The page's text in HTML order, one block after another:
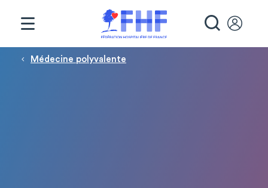
Fil d'Ariane
Médecine polyvalente
Panneau de gestion des cookies